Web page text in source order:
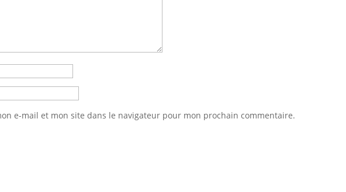
e-mail et mon site dans le navigateur pour mon prochain commentaire.